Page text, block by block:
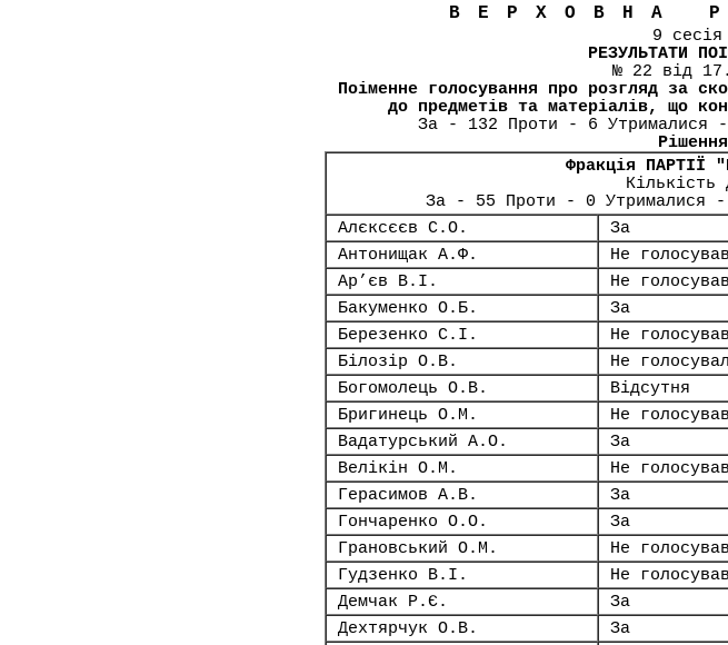
ВЕРХОВНА
9
РЕЗУЛЬТАТИ
№ 22 від
Поіменне голосування про розгляд за
до предметів та матеріалів, що
За - 132 Проти - 6 Утрималися
Фракція ПАРТІЇ
За - 55 Проти - 0 Утрималися
Алєксєєв С.О.
За
Антонищак А.Ф.
Не голосував
Ар’єв В.І.
Не голосував
Бакуменко О.Б.
За
Березенко С.І.
Не голосував
Білозір О.В.
Не
Богомолець О.В.
Відсутня
Бригинець О.М.
Не голосував
Вадатурський А.О.
За
Велікін О.М.
Не голосував
Герасимов А.В.
За
Гончаренко О.О.
За
Грановський О.М.
Не голосував
Гудзенко В.І.
Не голосував
Демчак Р.Є.
За
Дехтярчук О.В.
За